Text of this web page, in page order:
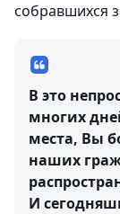
собравшихся
В это
многих
места, Вы
наших
И